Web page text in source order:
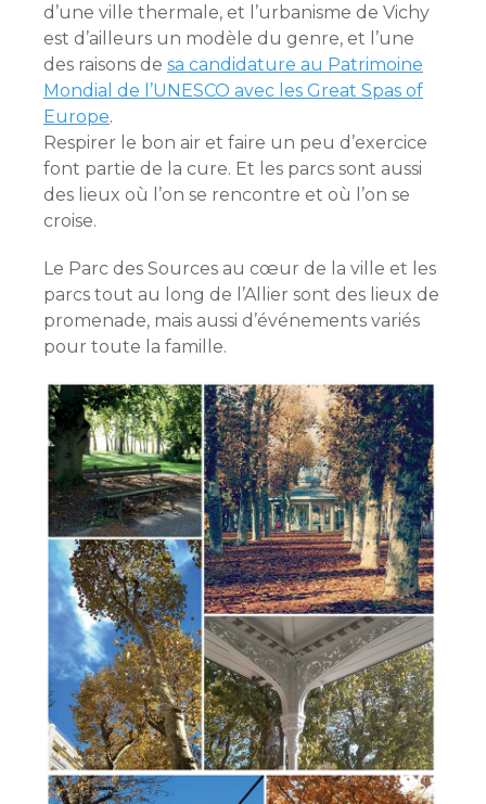
d’une ville thermale, et l’urbanisme de Vichy
est d’ailleurs un modèle du genre, et l’une
des raisons de sa candidature au Patrimoine
Mondial de l’UNESCO avec les Great Spas of
Europe.
Respirer le bon air et faire un peu d’exercice
font partie de la cure. Et les parcs sont aussi
des lieux où l’on se rencontre et où l’on se
croise.
Le Parc des Sources au cœur de la ville et les
parcs tout au long de l’Allier sont des lieux de
promenade, mais aussi d’événements variés
pour toute la famille.